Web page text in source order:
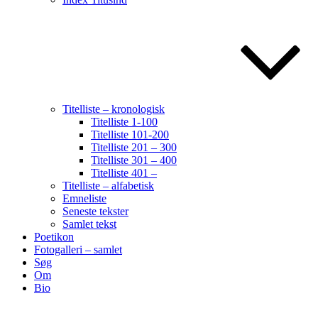
Titelliste – kronologisk
Titelliste 1-100
Titelliste 101-200
Titelliste 201 – 300
Titelliste 301 – 400
Titelliste 401 –
Titelliste – alfabetisk
Emneliste
Seneste tekster
Samlet tekst
Poetikon
Fotogalleri – samlet
Søg
Om
Bio